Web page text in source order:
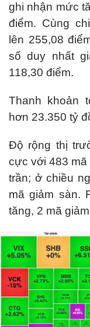
ghi nhận mức
điểm. Cùng
lên 255,08
số duy nhất
118,30 điểm.
Thanh khoản
hơn 23.350 tỷ
Độ rộng thị
cực với 483 mã
trần; ở chiều
mã giảm sàn.
tăng, 2 mã